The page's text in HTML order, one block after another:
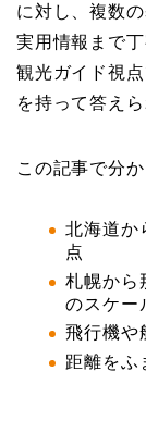
に対し、複数
実用情報まで
観光ガイド視
を持って答え
この記事で分
北海道か
点
札幌から
のスケー
飛行機や
距離をふ